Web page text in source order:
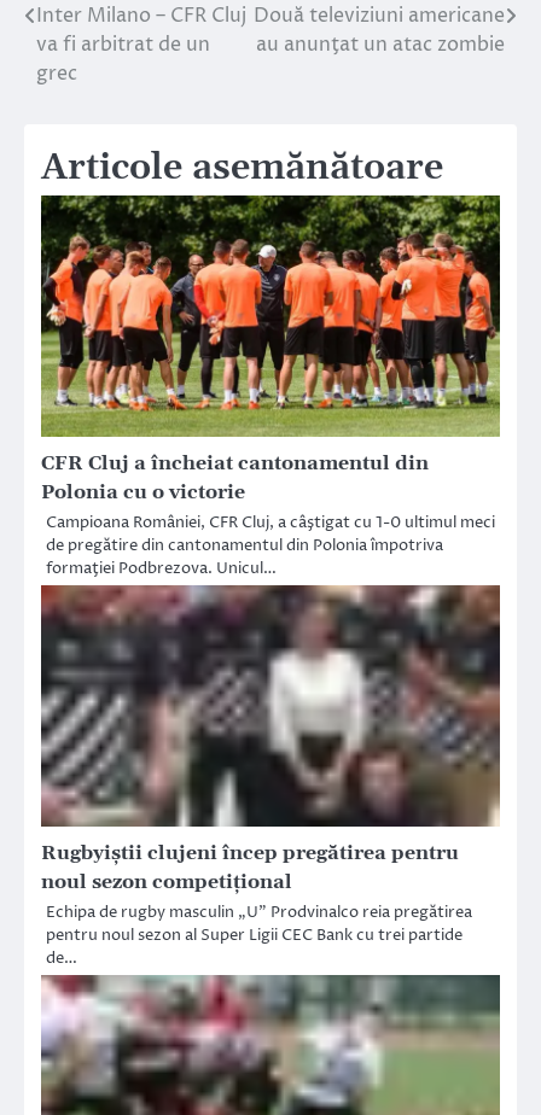
Navigare
în
Inter Milano – CFR Cluj
va fi arbitrat de un
grec
Două televiziuni americane
au anunţat un atac zombie
Articole asemănătoare
CFR Cluj a încheiat cantonamentul din
Polonia cu o victorie
Campioana României, CFR Cluj, a câştigat cu 1-0 ultimul meci
de pregătire din cantonamentul din Polonia împotriva
formaţiei Podbrezova. Unicul…
Rugbyiștii clujeni încep pregătirea pentru
noul sezon competițional
Echipa de rugby masculin „U” Prodvinalco reia pregătirea
pentru noul sezon al Super Ligii CEC Bank cu trei partide
de…